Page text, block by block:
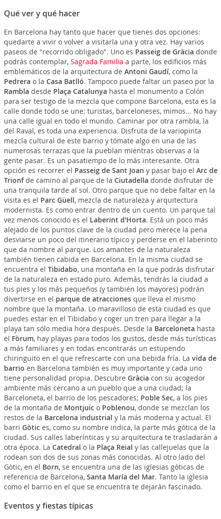
Qué ver y qué hacer
En Barcelona hay tanto que hacer que tienes dos opciones:
quedarte a vivir o volver a visitarla una y otra vez. Hay varios
paseos de "recorrido obligado". Uno es Passeig de Gràcia donde
podrás contemplar, Sagrada Familia a parte, los edificios más
emblemáticos de la arquitectura de Antoni Gaudí, como la
Pedrera o la Casa Batlló. Tampoco puede faltar un paseo por la
Rambla desde Plaça Catalunya hasta el monumento a Colón
para ser testigo de la mezcla que compone Barcelona, esta es la
calle donde todo se une: turistas, barceloneses, mimos... No hay
una calle igual en todo el mundo. Caminar por otra rambla, la
del Raval, es toda una experiencia. Disfruta de la variopinta
mezcla cultural de este barrio y tómate algo en una de las
numerosas terrazas que la pueblan mientras observas a la
gente pasar. Es un pasatiempo de lo más interesante. Otra
opción es recorrer el Passeig de Sant Joan y pasar bajo el Arc de
Trionfde camino al parque de la Ciutadella donde disfrutar de
una tranquila tarde al sol. Otro parque que no debe faltar en la
visita es el Parc Güell, mezcla de naturaleza y arquitectura
modernista. Es como entrar dentro de un cuento. Un parque tal
vez menos conocido es el Laberint d'Horta. Está un poco más
alejado de los puntos clave de la ciudad pero merece la pena
desviarse un poco del itinerario típico y perderse en el laberinto
que da nombre al parque. Los amantes de la naturaleza
también tienen cabida en Barcelona. En la misma ciudad se
encuentra el Tibidabo, una montaña en la que podrás disfrutar
de la naturaleza en estado puro. Además, tendrás la ciudad a
tus pies y los más pequeños (y también los mayores) podrán
divertirse en el parque de atraccionesque lleva el mismo
nombre que la montaña. Lo maravilloso de esta ciudad es que
puedes estar en el Tibidabo y coger un tren para llegar a la
playa tan sólo media hora después. Desde la Barceloneta hasta
el Fòrum, hay playas para todos los gustos, desde más turísticas
a más familiares y en todas encontrarás un estupendo
chiringuito en el que refrescarte con una bebida fría. La vida de
barrio en Barcelona también es muy importante y cada uno
tiene personalidad propia. Descubre Gràcia con su acogedor
ambiente más cercano a un pueblo que a una ciudad; la
Barceloneta, el barrio de los pescadores; Poble Sec, a los pies
de la montaña de Montjuïco Poblenou, donde se mezclan los
restos de la Barcelona industrial y la más moderna y actual. El
barri Gòtices, como su nombre indica, la parte más gótica de la
ciudad. Sus calles laberínticas y su arquitectura te trasladarán a
otra época. La Catedral o la Plaça Reial y las callejuelas que la
rodean son dos de sus zonas más conocidas. Al otro lado del
Gòtic, en el Born, se encuentra una de las iglesias góticas de
referencia de Barcelona, Santa María del Mar. Tanto la iglesia
como el barrio en el que se encuentra te dejarán fascinado.
Eventos y fiestas típicas